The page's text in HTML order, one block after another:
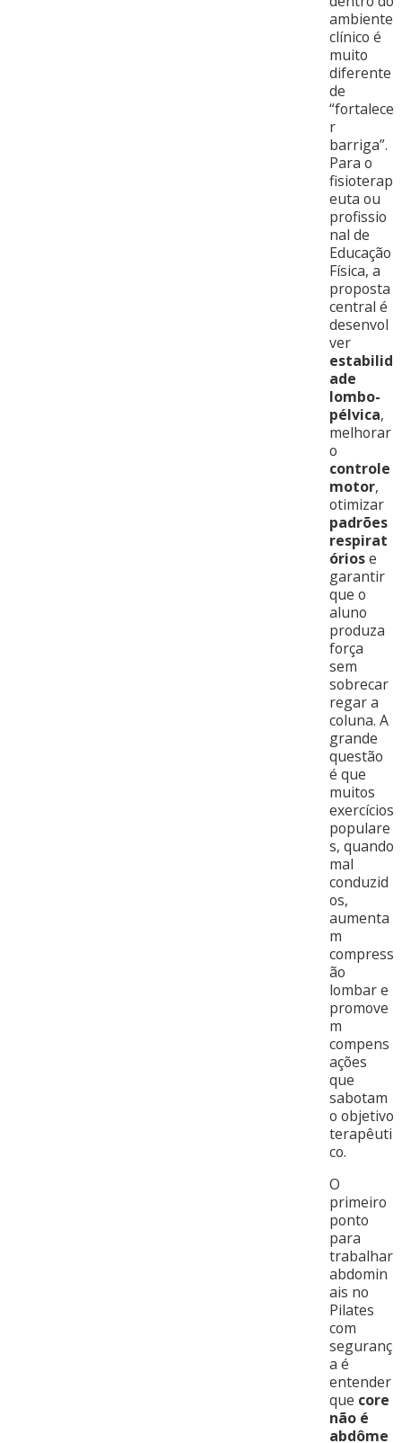
ambiente
clínico é
muito
diferente
de
“fortalece
r
barriga”.
Para o
fisioterap
euta ou
profissio
nal de
Educação
Física, a
proposta
central é
desenvol
ver
estabilid
ade
lombo-
pélvica,
melhorar
o
controle
motor,
otimizar
padrões
respirat
óriose
garantir
que o
aluno
produza
força
sem
sobrecar
regar a
coluna. A
grande
questão
é que
muitos
exercícios
populare
s, quando
mal
conduzid
os,
aumenta
m
compress
ão
lombar e
promove
m
compens
ações
que
sabotam
o objetivo
terapêuti
co.
O
primeiro
ponto
para
trabalhar
abdomin
ais no
Pilates
com
seguranç
a é
entender
que core
não é
abdôme